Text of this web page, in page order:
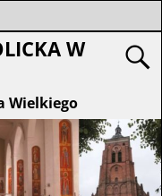
W
Wielkiego